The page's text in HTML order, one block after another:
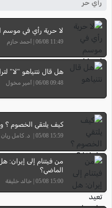
رأي حر
لا حرية رأي في موسم
11:49 06/08 | أحمد حازم
هل قال نتنياهو "لا"
09:48 06/08 | أمير مخول
كيف يلتقي الخصوم ؟
15:59 05/08 | د. كامل ريان
من فيتنام إلى إيران:
الماضي؟
15:00 05/08 | خالد خليفة